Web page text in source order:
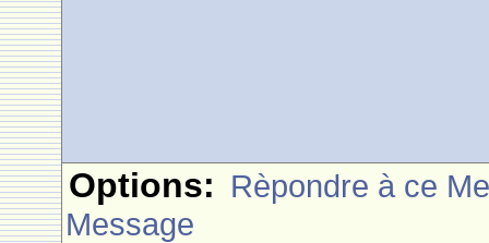
Options: Rèpondre à ce
Message